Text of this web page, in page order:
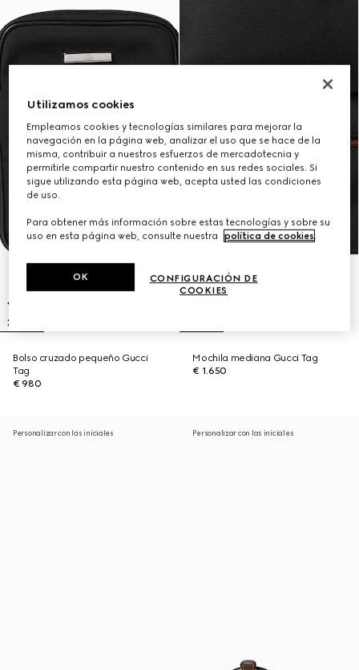
Bolso cruzado pequeño Gucci
Tag
€ 980
Mochila mediana Gucci Tag
€ 1.650
Personalizar con las iniciales Personalizar con las iniciales
Utilizamos cookies
Empleamos cookies y tecnologías similares para mejorar la
navegación en la página web, analizar el uso que se hace de la
misma, contribuir a nuestros esfuerzos de mercadotecnia y
permitirle compartir nuestro contenido en sus redes sociales. Si
sigue utilizando esta página web, acepta usted las condiciones
de uso.
Para obtener más información sobre estas tecnologías y sobre su
uso en esta página web, consulte nuestra
política de cookies.
CONFIGURACIÓN DE
COOKIES
OK